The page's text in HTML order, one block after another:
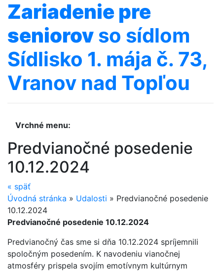
Zariadenie pre
seniorov so sídlom
Sídlisko 1. mája č. 73,
Vranov nad Topľou
Vrchné menu:
Predvianočné posedenie
10.12.2024
« späť
Úvodná stránka » Udalosti » Predvianočné posedenie
10.12.2024
Predvianočné posedenie 10.12.2024
Predvianočný čas sme si dňa 10.12.2024 sprí­jemnili
spoločným posedením. K navodeniu vianočnej
atmosféry prispela svojím emotívnym kultúrnym